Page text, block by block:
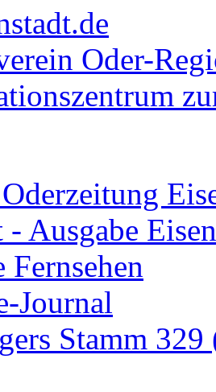
Oder-
Ausgabe
Fernsehen
Journal
Stamm